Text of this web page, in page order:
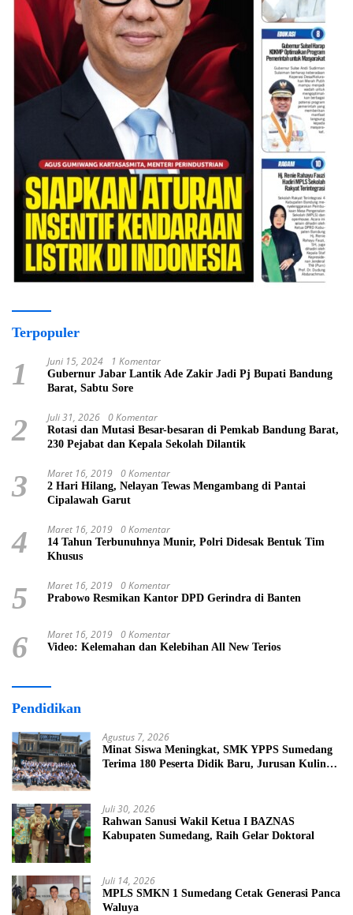
Terpopuler
1 Juni 15, 2024 1 Komentar
Gubernur Jabar Lantik Ade Zakir Jadi Pj Bupati Bandung
Barat, Sabtu Sore
2 Juli 31, 2026 0 Komentar
Rotasi dan Mutasi Besar-besaran di Pemkab Bandung Barat,
230 Pejabat dan Kepala Sekolah Dilantik
3 Maret 16, 2019 0 Komentar
2 Hari Hilang, Nelayan Tewas Mengambang di Pantai
Cipalawah Garut
4 Maret 16, 2019 0 Komentar
14 Tahun Terbunuhnya Munir, Polri Didesak Bentuk Tim
Khusus
5 Maret 16, 2019 0 Komentar
Prabowo Resmikan Kantor DPD Gerindra di Banten
6 Maret 16, 2019 0 Komentar
Video: Kelemahan dan Kelebihan All New Terios
Pendidikan
Agustus 7, 2026
Minat Siswa Meningkat, SMK YPPS Sumedang
Terima 180 Peserta Didik Baru, Jurusan Kuliner
Juli 30, 2026
Rahwan Sanusi Wakil Ketua I BAZNAS
Kabupaten Sumedang, Raih Gelar Doktoral
Juli 14, 2026
MPLS SMKN 1 Sumedang Cetak Generasi Panca
Waluya